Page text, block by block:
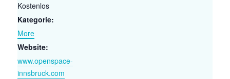
Kostenlos
Kategorie:
More
Website:
www.openspace-
innsbruck.com